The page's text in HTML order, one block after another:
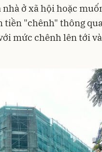
ở xã hội hoặc
tiền "chênh" thông
mức chênh lên tới